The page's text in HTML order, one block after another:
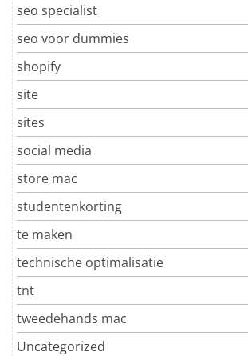
seo specialist
seo voor dummies
shopify
site
sites
social media
store mac
studentenkorting
te maken
technische optimalisatie
tnt
tweedehands mac
Uncategorized